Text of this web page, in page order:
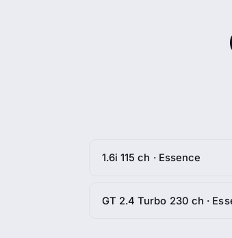
1.6i 115 ch · Essence
GT 2.4 Turbo 230 ch ·